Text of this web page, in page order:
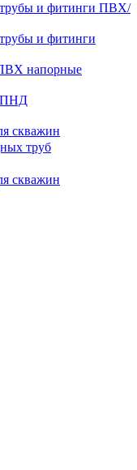
и фитинги ПВХ/
и фитинги
напорные
ПНД
скважин
труб
скважин